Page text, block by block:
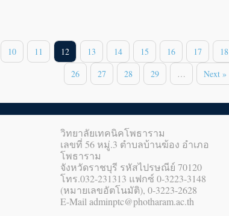
10 11 12 13 14 15 16 17 18
26
27 28 29 … Next »
วิทยาลัยเทคนิคโพธาราม
เลขที่ 56 หมู่.3 ตำบลบ้านฆ้อง อำเภอ
โพธาราม
จังหวัดราชบุรี รหัสไปรษณีย์ 70120
โทร.032-231313 แฟกซ์ 0-3223-3148
(หมายเลขอัตโนมัติ), 0-3223-2628
E-Mail adminptc@photharam.ac.th